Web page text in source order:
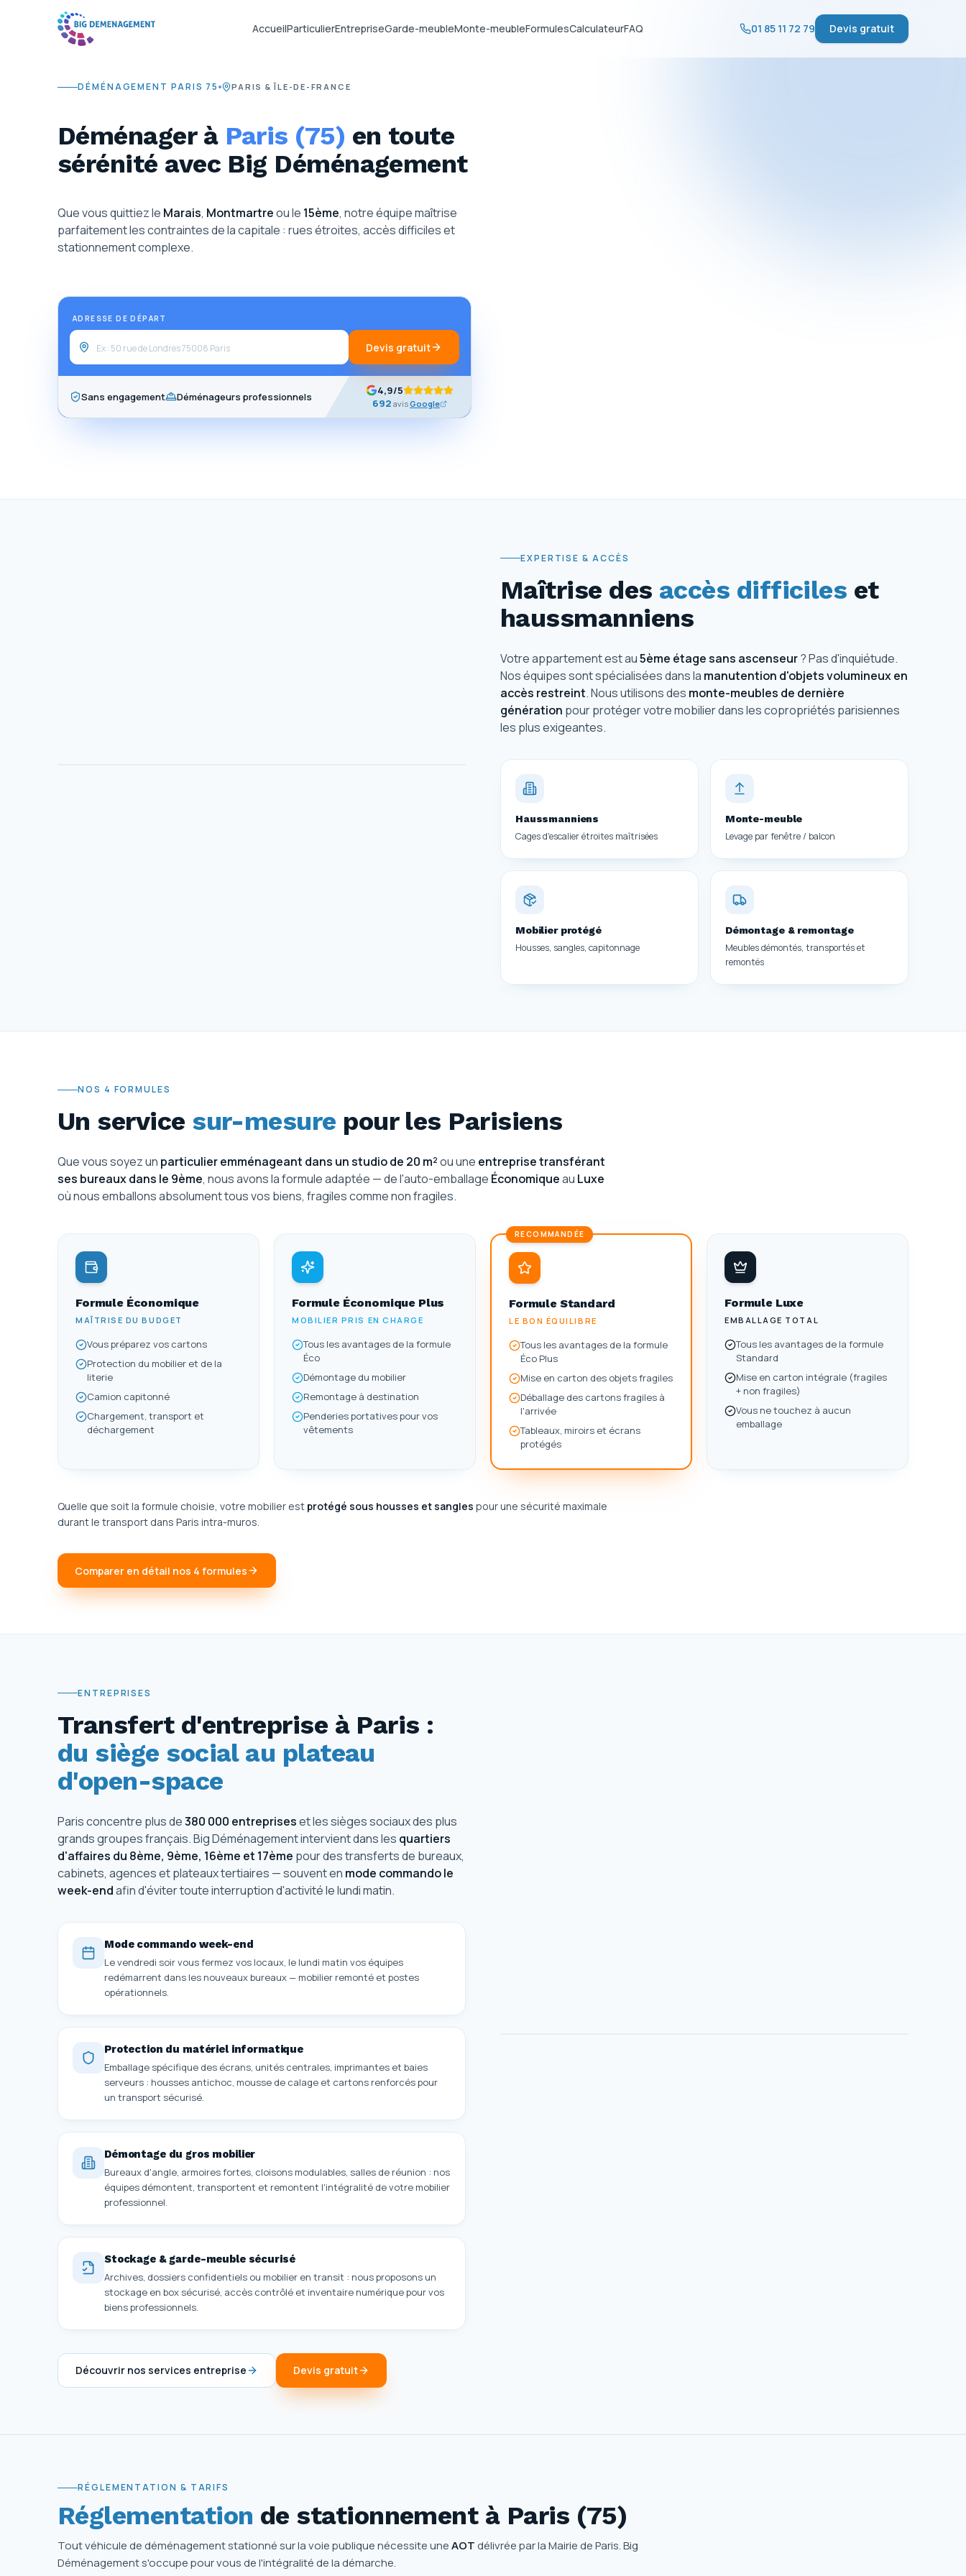
AccueilParticulierEntrepriseGarde-meubleMonte-meubleFormulesCalculateurFAQ 01 85 11 72 79 Devis gratuit
DÉMÉNAGEMENT PARIS 75 PARIS & ÎLE-DE-FRANCE
Déménager à Paris (75) en toute
sérénité avec Big Déménagement
Que vous quittiez le Marais, Montmartreou le 15ème, notre équipe maîtrise
parfaitement les contraintes de la capitale : rues étroites, accès difficiles et
stationnement complexe.
ADRESSE DE DÉPART
Devis gratuit
Sans engagement Déménageurs professionnels 4,9/5
692 avisGoogle
EXPERTISE & ACCÈS
Maîtrise des accès difficiles et
haussmanniens
Votre appartement est au5ème étage sans ascenseur? Pas d'inquiétude.
Nos équipes sont spécialisées dans la manutention d'objets volumineux en
accès restreint. Nous utilisons des monte-meubles de dernière
génération pour protéger votre mobilier dans les copropriétés parisiennes
les plus exigeantes.
Haussmanniens
Cages d'escalier étroites maîtrisées
Monte-meuble
Levage par fenêtre / balcon
Mobilier protégé
Housses, sangles, capitonnage
Démontage & remontage
Meubles démontés, transportés et
remontés
NOS 4 FORMULES
Un service sur-mesure pour les Parisiens
Que vous soyez un particulier emménageant dans un studio de 20 m²ou une entreprise transférant
ses bureaux dans le 9ème, nous avons la formule adaptée — de l'auto-emballage Économiqueau Luxe
où nous emballons absolument tous vos biens, fragiles comme non fragiles.
Formule Économique
MAÎTRISE DU BUDGET
Vous préparez vos cartons
Protection du mobilier et de la
literie
Camion capitonné
Chargement, transport et
déchargement
Formule Économique Plus
MOBILIER PRIS EN CHARGE
Tous les avantages de la formule
Éco
Démontage du mobilier
Remontage à destination
Penderies portatives pour vos
vêtements
RECOMMANDÉE
Formule Standard
LE BON ÉQUILIBRE
Tous les avantages de la formule
Éco Plus
Mise en carton des objets fragiles
Déballage des cartons fragiles à
l'arrivée
Tableaux, miroirs et écrans
protégés
Formule Luxe
EMBALLAGE TOTAL
Tous les avantages de la formule
Standard
Mise en carton intégrale (fragiles
+ non fragiles)
Vous ne touchez à aucun
emballage
Quelle que soit la formule choisie, votre mobilier est protégé sous housses et sangles pour une sécurité maximale
durant le transport dans Paris intra-muros.
Comparer en détail nos 4 formules
ENTREPRISES
Transfert d'entreprise à Paris :
du siège social au plateau
d'open-space
Paris concentre plus de380 000 entrepriseset les sièges sociaux des plus
grands groupes français. Big Déménagement intervient dans les quartiers
d'affaires du 8ème, 9ème, 16ème et 17ème pour des transferts de bureaux,
cabinets, agences et plateaux tertiaires — souvent en mode commando le
week-endafin d'éviter toute interruption d'activité le lundi matin.
Mode commando week-end
Le vendredi soir vous fermez vos locaux, le lundi matin vos équipes
redémarrent dans les nouveaux bureaux — mobilier remonté et postes
opérationnels.
Protection du matériel informatique
Emballage spécifique des écrans, unités centrales, imprimantes et baies
serveurs : housses antichoc, mousse de calage et cartons renforcés pour
un transport sécurisé.
Démontage du gros mobilier
Bureaux d'angle, armoires fortes, cloisons modulables, salles de réunion : nos
équipes démontent, transportent et remontent l'intégralité de votre mobilier
professionnel.
Stockage & garde-meuble sécurisé
Archives, dossiers confidentiels ou mobilier en transit : nous proposons un
stockage en box sécurisé, accès contrôlé et inventaire numérique pour vos
biens professionnels.
Découvrir nos services entreprise Devis gratuit
RÉGLEMENTATION & TARIFS
Réglementation de stationnement à Paris (75)
Tout véhicule de déménagement stationné sur la voie publique nécessite uneAOT délivrée par la Mairie de Paris. Big
Déménagement s'occupe pour vous de l'intégralité de la démarche.